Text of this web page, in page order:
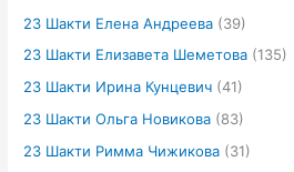
23 Шакти Елена Андреева (39)
23 Шакти Елизавета Шеметова (135)
23 Шакти Ирина Кунцевич (41)
23 Шакти Ольга Новикова (83)
23 Шакти Римма Чижикова (31)